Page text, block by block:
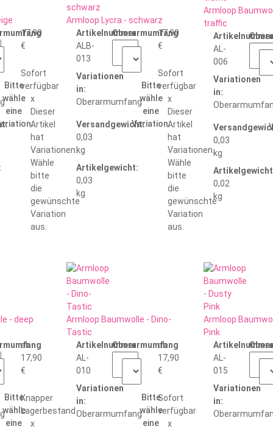
Bitte
wähle
eine
17,90
€
Sofort
verfügbar
x
Dieser
Artikel
hat
Variationen.
Wähle
bitte
die
gewünschte
Variation
aus.
Armloop Lycra - schwarz
Artikelnummer:
ALB-
013
Variationen
in:
Oberarmumfang
Versandgewicht:
0,03
kg
Artikelgewicht:
0,03
kg
Oberarmumfang
Bitte
wähle
eine
Variation.
17,90
€
Sofort
verfügbar
x
Dieser
Artikel
hat
Variationen.
Wähle
bitte
die
gewünschte
Variation
aus.
Armloop
traffic
AL-
006
Variationen
in:
0,03
kg
0,02
kg
- deep
Bitte
wähle
eine
ab
17,90
€
Knapper
Lagerbestand
x
Armloop Baumwolle - Dino-
Tastic
Artikelnummer:
AL-
010
Variationen
in:
Oberarmumfang
Oberarmumfang
Bitte
wähle
eine
ab
17,90
€
Sofort
verfügbar
x
Armloop
Pink
AL-
015
Variationen
in: